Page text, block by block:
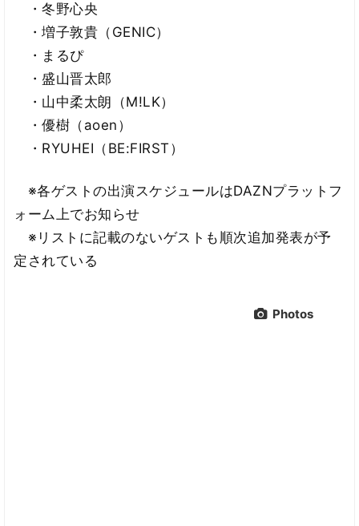
・冬野心央
・増子敦貴（GENIC）
・まるぴ
・盛山晋太郎
・山中柔太朗（M!LK）
・優樹（aoen）
・RYUHEI（BE:FIRST）
※各ゲストの出演スケジュールはDAZNプラットフ
ォーム上でお知らせ
※リストに記載のないゲストも順次追加発表が予
定されている
Photos